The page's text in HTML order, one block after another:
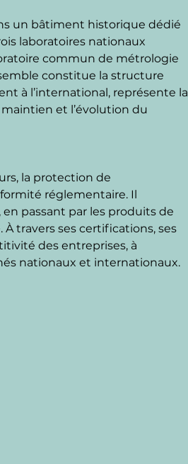
un bâtiment historique dédié
laboratoires nationaux
commun de métrologie
constitue la structure
à l’international, représente la
et l’évolution du
la protection de
réglementaire. Il
en passant par les produits de
travers ses certifications, ses
des entreprises, à
nationaux et internationaux.